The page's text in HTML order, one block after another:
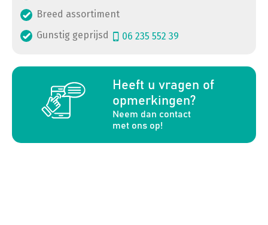
Breed assortiment
Gunstig geprijsd
06 235 552 39
Heeft u vragen of
opmerkingen?
Neem dan contact
met ons op!
a